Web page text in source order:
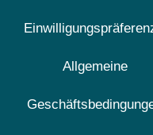
Allgemeine